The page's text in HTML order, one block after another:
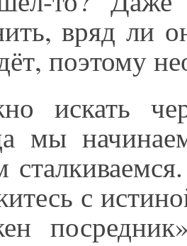
вряд ли
поэтому
искать
мы
с